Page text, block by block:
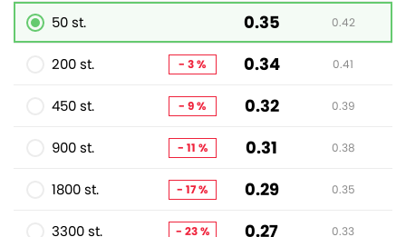
50 st. 0.35 0.42
200 st. - 3 % 0.34 0.41
450 st. - 9 % 0.32 0.39
900 st. - 11 % 0.31 0.38
1800 st. - 17 % 0.29 0.35
3300 st. - 23 % 0.27 0.33